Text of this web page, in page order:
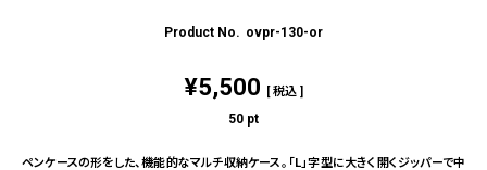
ovpr-130-or
¥5,500 税込
50 pt
ペンケースの形をした、機能的なマルチ収納ケース。「L」字型に大きく開くジッパーで中